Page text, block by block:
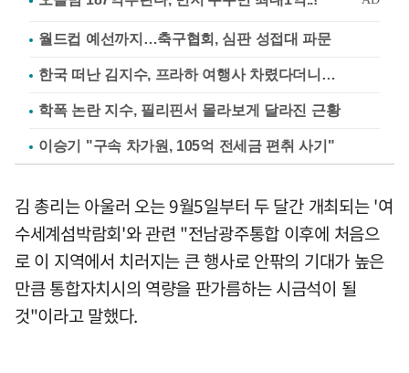
월드컵 예선까지…축구협회, 심판 성접대 파문
한국 떠난 김지수, 프라하 여행사 차렸다더니…
학폭 논란 지수, 필리핀서 몰라보게 달라진 근황
이승기 "구속 차가원, 105억 전세금 편취 사기"
김 총리는 아울러 오는 9월5일부터 두 달간 개최되는 '여
수세계섬박람회'와 관련 "전남광주통합 이후에 처음으
로 이 지역에서 치러지는 큰 행사로 안팎의 기대가 높은
만큼 통합자치시의 역량을 판가름하는 시금석이 될
것"이라고 말했다.